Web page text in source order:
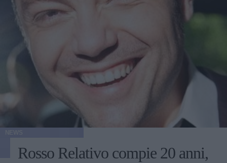
Rosso Relativo compie 20 anni,